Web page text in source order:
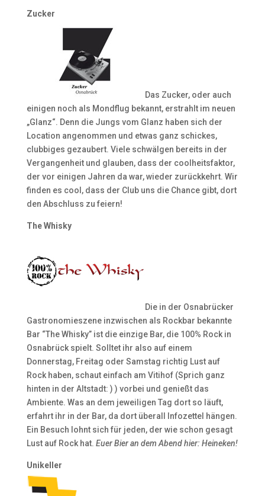
Zucker
Das Zucker, oder auch
einigen noch als Mondflug bekannt, erstrahlt im neuen
„Glanz“. Denn die Jungs vom Glanz haben sich der
Location angenommen und etwas ganz schickes,
clubbiges gezaubert. Viele schwälgen bereits in der
Vergangenheit und glauben, dass der coolheitsfaktor,
der vor einigen Jahren da war, wieder zurückkehrt. Wir
finden es cool, dass der Club uns die Chance gibt, dort
den Abschluss zu feiern!
The Whisky
Die in der Osnabrücker
Gastronomieszene inzwischen als Rockbar bekannte
Bar “The Whisky” ist die einzige Bar, die 100% Rock in
Osnabrück spielt. Solltet ihr also auf einem
Donnerstag, Freitag oder Samstag richtig Lust auf
Rock haben, schaut einfach am Vitihof (Sprich ganz
hinten in der Altstadt: ) ) vorbei und genießt das
Ambiente. Was an dem jeweiligen Tag dort so läuft,
erfahrt ihr in der Bar, da dort überall Infozettel hängen.
Ein Besuch lohnt sich für jeden, der wie schon gesagt
Lust auf Rock hat. Euer Bier an dem Abend hier: Heineken!
Unikeller